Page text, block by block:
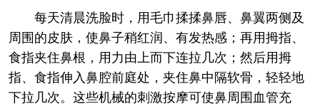
每天清晨洗脸时，用毛巾揉揉鼻唇、鼻翼两侧及
周围的皮肤，使鼻子稍红润、有发热感；再用拇指、
食指夹住鼻根，用力由上而下连拉几次；然后用拇
指、食指伸入鼻腔前庭处，夹住鼻中隔软骨，轻轻地
下拉几次。这些机械的刺激按摩可使鼻周围血管充